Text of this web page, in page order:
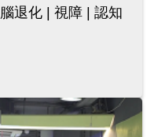
腦退化 視障
認知